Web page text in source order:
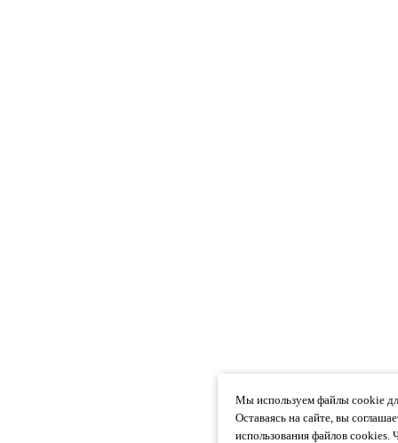
Мы используем файлы cookie
Оставаясь на сайте, вы
использования файлов cookies.